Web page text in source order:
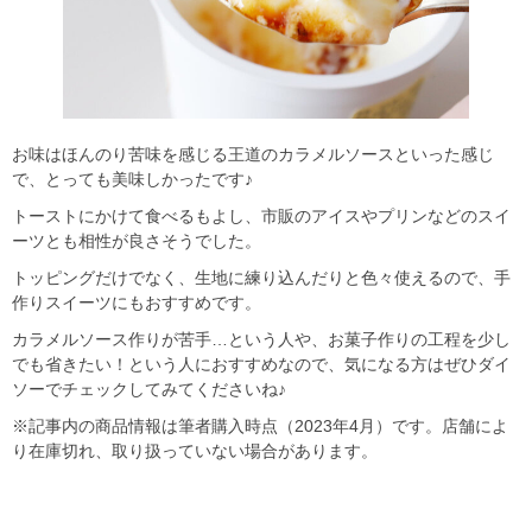
お味はほんのり苦味を感じる王道のカラメルソースといった感じ
で、とっても美味しかったです♪
トーストにかけて食べるもよし、市販のアイスやプリンなどのスイ
ーツとも相性が良さそうでした。
トッピングだけでなく、生地に練り込んだりと色々使えるので、手
作りスイーツにもおすすめです。
カラメルソース作りが苦手…という人や、お菓子作りの工程を少し
でも省きたい！という人におすすめなので、気になる方はぜひダイ
ソーでチェックしてみてくださいね♪
※記事内の商品情報は筆者購入時点（2023年4月）です。店舗によ
り在庫切れ、取り扱っていない場合があります。